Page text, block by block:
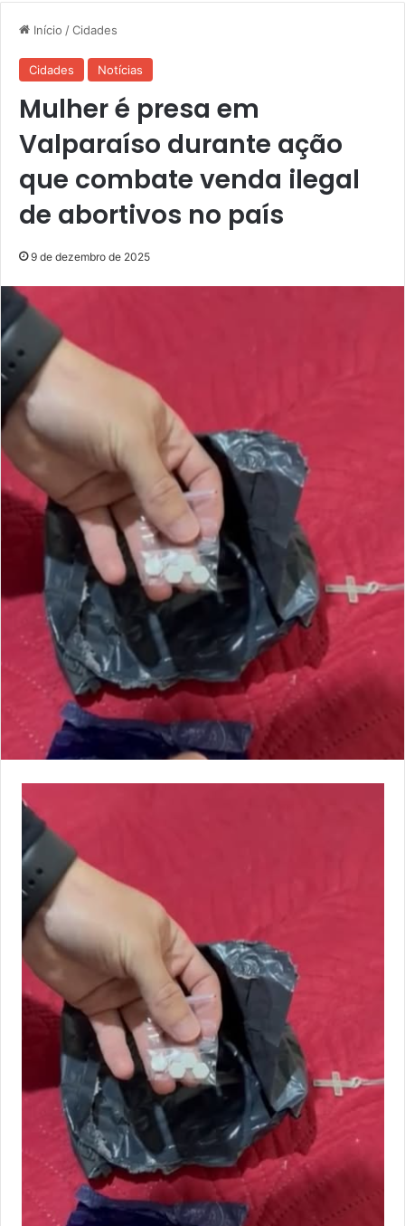
Início /Cidades
Cidades Notícias
Mulher é presa em
Valparaíso durante ação
que combate venda ilegal
de abortivos no país
9 de dezembro de 2025